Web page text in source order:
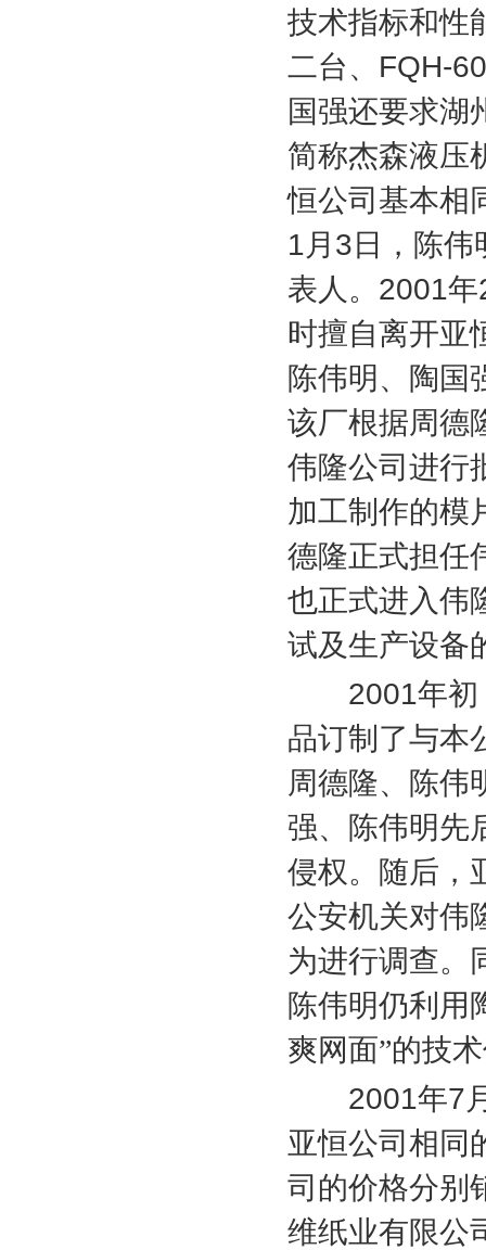
技术指标和性
二台、 FQH-
国强还要求湖
简称杰森液压
恒公司基本相
1月 3 日，陈
表人。 2001年
时擅自离开亚
陈伟明、陶国
该厂根据周德
伟隆公司进行
加工制作的模
德隆正式担任
也正式进入伟
试及生产设备
2001年初
品订制了与本
周德隆、陈伟
强、陈伟明先
侵权。随后，
公安机关对伟
为进行调查。
陈伟明仍利用
爽网面”的技
2001年7
亚恒公司相同
司的价格分别
维纸业有限公